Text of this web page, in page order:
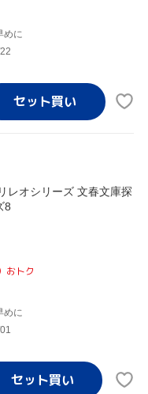
めに
レオシリーズ 文春文庫探
8
おトク
めに